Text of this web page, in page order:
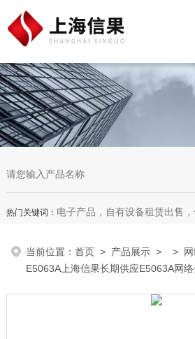
热门关键词： 电子产品，自有设备租赁出售
当前位置：首页 > 产品展示 > >
E5063A上海信果长期供应E5063A网